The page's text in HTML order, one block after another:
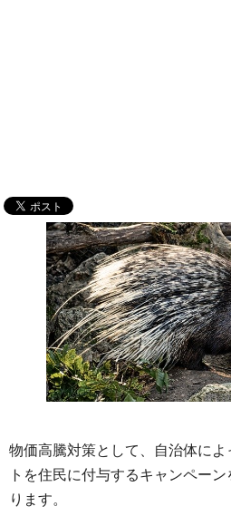
物価高騰対策として、自治体に
トを住民に付与するキャンペー
ります。